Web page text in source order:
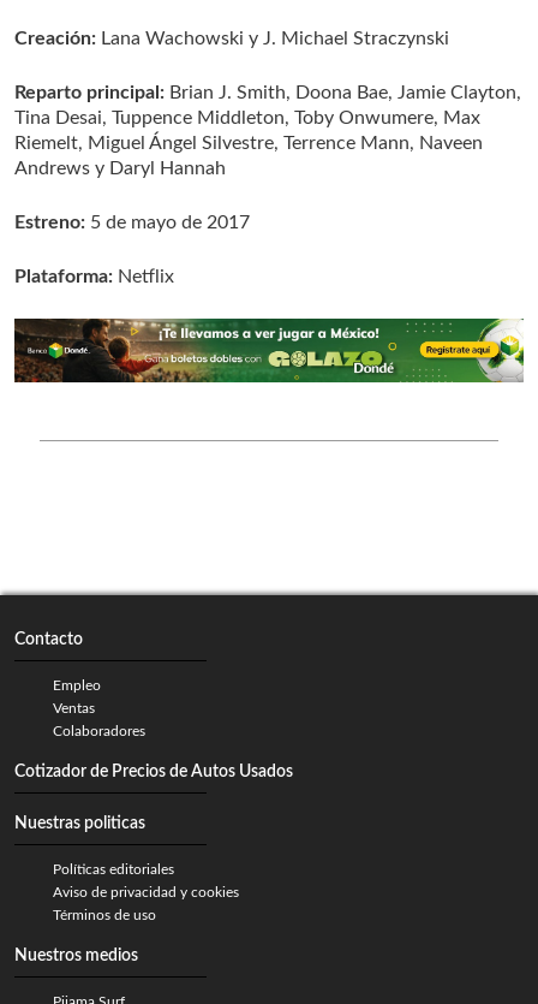
Creación: Lana Wachowski y J. Michael Straczynski
Reparto principal: Brian J. Smith, Doona Bae, Jamie Clayton,
Tina Desai, Tuppence Middleton, Toby Onwumere, Max
Riemelt, Miguel Ángel Silvestre, Terrence Mann, Naveen
Andrews y Daryl Hannah
Estreno: 5 de mayo de 2017
Plataforma: Netflix
Contacto
Empleo
Ventas
Colaboradores
Cotizador de Precios de Autos Usados
Nuestras politicas
Políticas editoriales
Aviso de privacidad y cookies
Términos de uso
Nuestros medios